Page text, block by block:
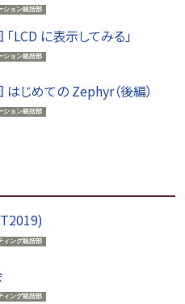
ション統括部
LCD に表示してみる」
ション統括部
じめての Zephyr（後編）
ション統括部
ィング統括部
ィング統括部